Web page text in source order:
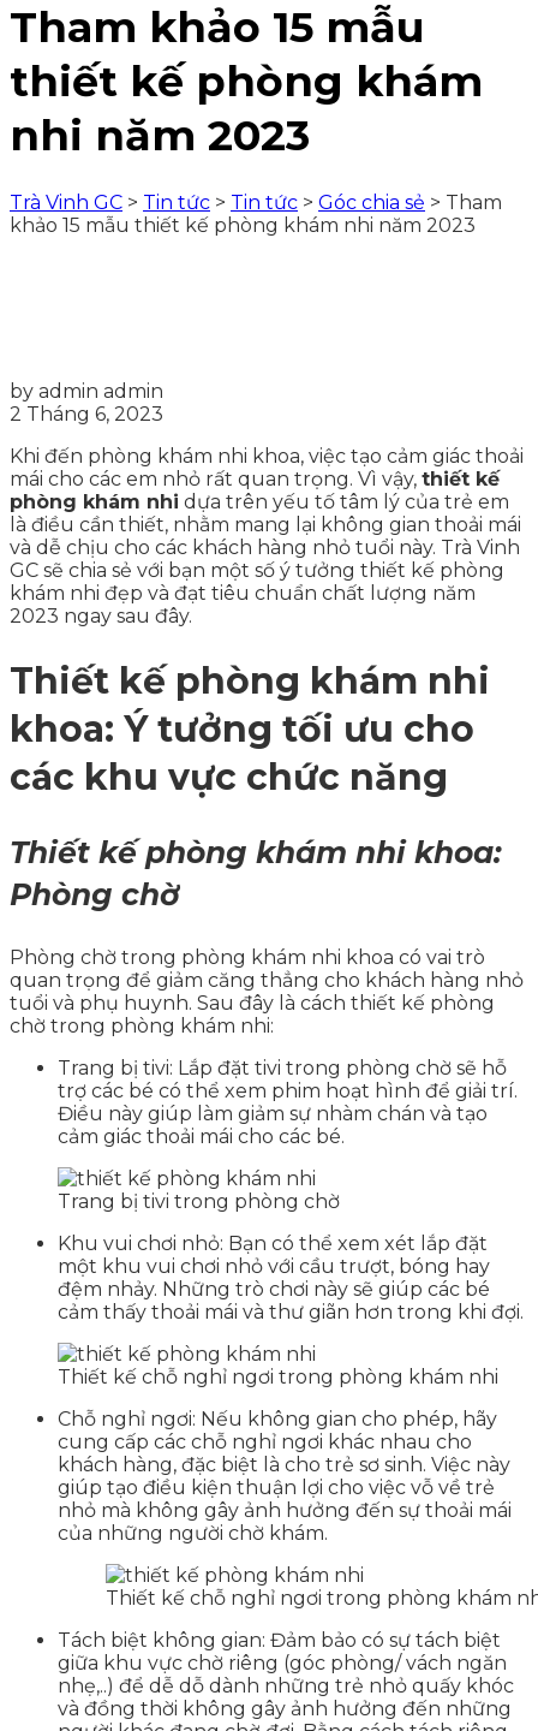
Tham khảo 15 mẫu
thiết kế phòng khám
nhi năm 2023
Trà Vinh GC > Tin tức > Tin tức > Góc chia sẻ > Tham
khảo 15 mẫu thiết kế phòng khám nhi năm 2023
by admin admin
2 Tháng 6, 2023
Khi đến phòng khám nhi khoa, việc tạo cảm giác thoải
mái cho các em nhỏ rất quan trọng. Vì vậy, thiết kế
phòng khám nhi dựa trên yếu tố tâm lý của trẻ em
là điều cần thiết, nhằm mang lại không gian thoải mái
và dễ chịu cho các khách hàng nhỏ tuổi này. Trà Vinh
GC sẽ chia sẻ với bạn một số ý tưởng thiết kế phòng
khám nhi đẹp và đạt tiêu chuẩn chất lượng năm
2023 ngay sau đây.
Thiết kế phòng khám nhi
khoa: Ý tưởng tối ưu cho
các khu vực chức năng
Thiết kế phòng khám nhi khoa:
Phòng chờ
Phòng chờ trong phòng khám nhi khoa có vai trò
quan trọng để giảm căng thẳng cho khách hàng nhỏ
tuổi và phụ huynh. Sau đây là cách thiết kế phòng
chờ trong phòng khám nhi:
Trang bị tivi: Lắp đặt tivi trong phòng chờ sẽ hỗ
trợ các bé có thể xem phim hoạt hình để giải trí.
Điều này giúp làm giảm sự nhàm chán và tạo
cảm giác thoải mái cho các bé.
Trang bị tivi trong phòng chờ
Khu vui chơi nhỏ: Bạn có thể xem xét lắp đặt
một khu vui chơi nhỏ với cầu trượt, bóng hay
đệm nhảy. Những trò chơi này sẽ giúp các bé
cảm thấy thoải mái và thư giãn hơn trong khi đợi.
Thiết kế chỗ nghỉ ngơi trong phòng khám nhi
Chỗ nghỉ ngơi: Nếu không gian cho phép, hãy
cung cấp các chỗ nghỉ ngơi khác nhau cho
khách hàng, đặc biệt là cho trẻ sơ sinh. Việc này
giúp tạo điều kiện thuận lợi cho việc vỗ về trẻ
nhỏ mà không gây ảnh hưởng đến sự thoải mái
của những người chờ khám.
Thiết kế chỗ nghỉ ngơi trong phòng khám
Tách biệt không gian: Đảm bảo có sự tách biệt
giữa khu vực chờ riêng (góc phòng/ vách ngăn
nhẹ,..) để dễ dỗ dành những trẻ nhỏ quấy khóc
và đồng thời không gây ảnh hưởng đến những